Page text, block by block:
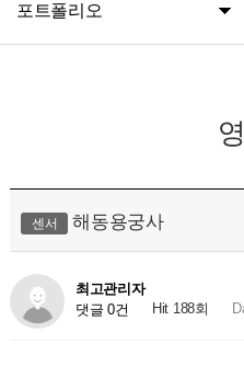
포트폴리오
센서 해동용궁사
최고관리자
댓글 0건
Hit 188회